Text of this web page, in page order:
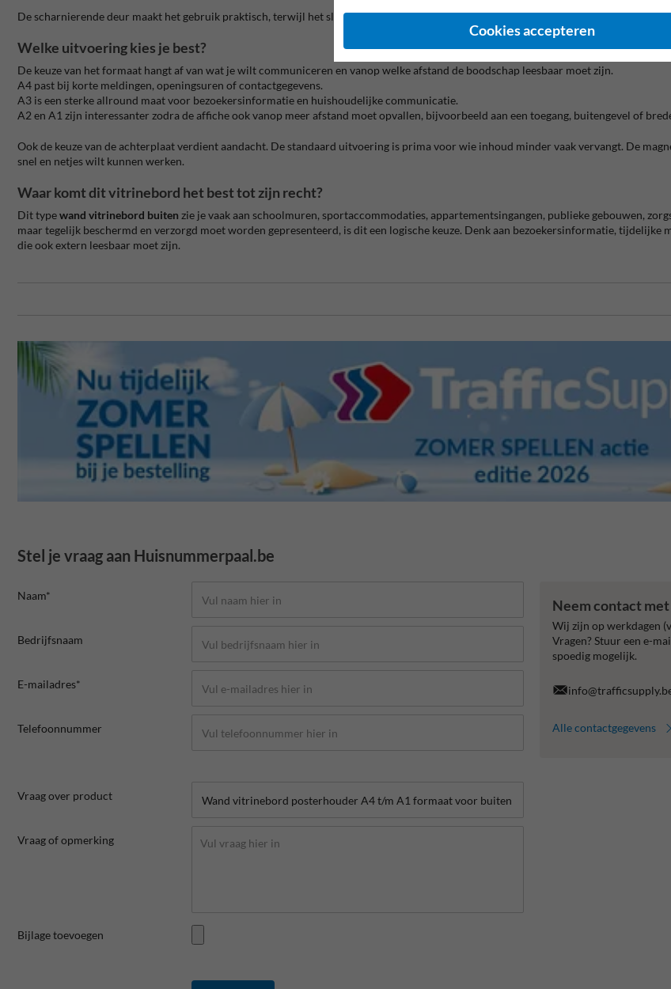
De scharnierende deur maakt het gebruik praktisch, terwijl het slot extra controle geeft. Dat is vooral nuttig op locaties waar
Welke uitvoering kies je best?
De keuze van het formaat hangt af van wat je wilt communiceren en vanop welke afstand de boodschap leesbaar moet zijn.
A4 past bij korte meldingen, openingsuren of contactgegevens.
A3 is een sterke allround maat voor bezoekersinformatie en huishoudelijke communicatie.
A2 en A1 zijn interessanter zodra de affiche ook vanop meer afstand moet opvallen, bijvoorbeeld aan een toegang, buitengevel of
Ook de keuze van de achterplaat verdient aandacht. De standaard uitvoering is prima voor wie inhoud minder vaak vervangt. De
snel en netjes wilt kunnen werken.
Waar komt dit vitrinebord het best tot zijn recht?
Dit typewand vitrinebord buiten zie je vaak aan schoolmuren, sportaccommodaties, appartementsingangen, publieke gebouwen,
maar tegelijk beschermd en verzorgd moet worden gepresenteerd, is dit een logische keuze. Denk aan bezoekersinformatie,
die ook extern leesbaar moet zijn.
Stel je vraag aan Huisnummerpaal.be
Naam*
Bedrijfsnaam
E-mailadres*
Telefoonnummer
Vraag over product
Vraag of opmerking
Bijlage toevoegen
Neem contact met
Wij zijn op werkdagen
Vragen? Stuur een e-
spoedig mogelijk.
Alle contactgegevens
Cookies accepteren